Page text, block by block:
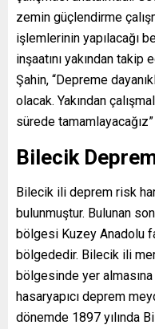
zemin güçlendirme
işlemlerinin yapılacağı
inşaatını yakından takip
Şahin, “Depreme
olacak. Yakından
sürede
Bilecik
Bilecik ili deprem risk
bulunmuştur. Bulunan
bölgesi Kuzey Anadolu
bölgededir. Bilecik ili
bölgesinde yer
hasaryapıcı deprem
dönemde 1897 yılında